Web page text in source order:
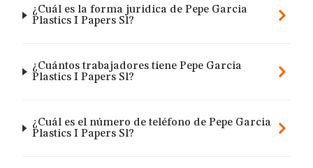
¿Cuál es la forma jurídica de Pepe Garcia
Plastics I Papers Sl?
¿Cuántos trabajadores tiene Pepe Garcia
Plastics I Papers Sl?
¿Cuál es el número de teléfono de Pepe Garcia
Plastics I Papers Sl?